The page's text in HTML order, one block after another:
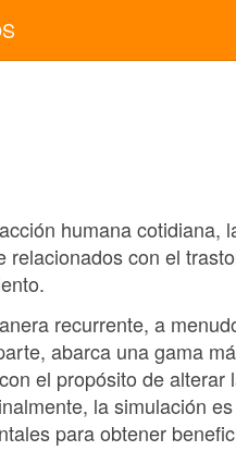
humana cotidiana,
relacionados con el
recurrente, a
abarca una gama
el propósito de alterar
la simulación
para obtener